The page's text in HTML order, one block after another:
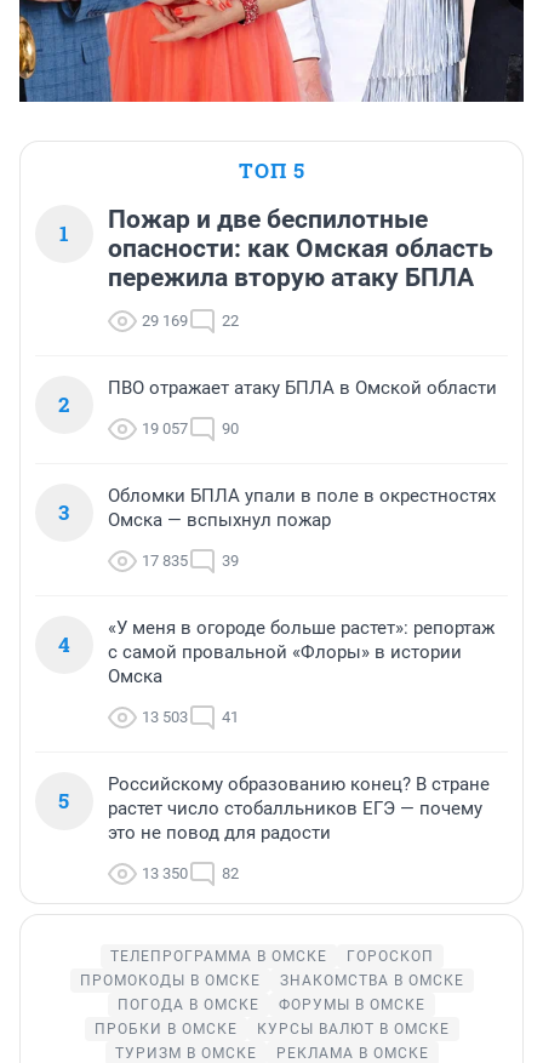
ТОП 5
1
Пожар и две беспилотные
опасности: как Омская область
пережила вторую атаку БПЛА
29 169 22
2
ПВО отражает атаку БПЛА в Омской области
19 057 90
3
Обломки БПЛА упали в поле в окрестностях
Омска — вспыхнул пожар
17 835 39
4
«У меня в огороде больше растет»: репортаж
с самой провальной «Флоры» в истории
Омска
13 503 41
5
Российскому образованию конец? В стране
растет число стобалльников ЕГЭ — почему
это не повод для радости
13 350 82
ТЕЛЕПРОГРАММА В ОМСКЕ
ГОРОСКОП
ПРОМОКОДЫ В ОМСКЕ
ЗНАКОМСТВА В ОМСКЕ
ПОГОДА В ОМСКЕ
ФОРУМЫ В ОМСКЕ
ПРОБКИ В ОМСКЕ
КУРСЫ ВАЛЮТ В ОМСКЕ
ТУРИЗМ В ОМСКЕ
РЕКЛАМА В ОМСКЕ